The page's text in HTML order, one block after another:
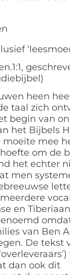
heen
taal zich
begin van
het Bijbels
mee
om de
het echter
men
en
van Ben
De tekst
dan ook dit